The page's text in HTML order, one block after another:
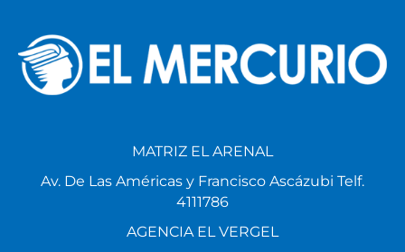
MATRIZ EL ARENAL
Av. De Las Américas y Francisco Ascázubi Telf.
4111786
AGENCIA EL VERGEL